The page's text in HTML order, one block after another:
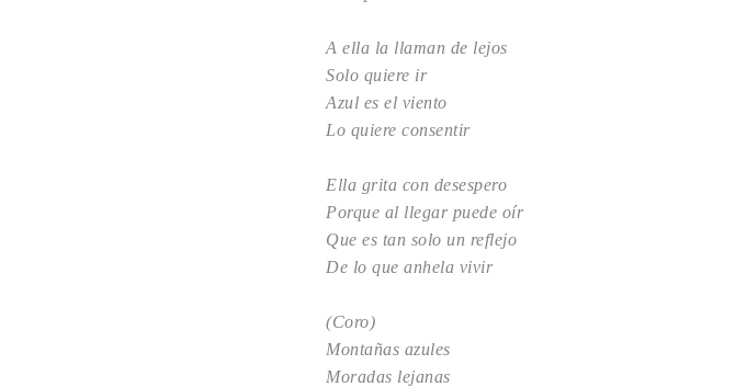
A ella la llaman de lejos
Solo quiere ir
Azul es el viento
Lo quiere consentir
Ella grita con desespero
Porque al llegar puede oír
Que es tan solo un reflejo
De lo que anhela vivir
(Coro)
Montañas azules
Moradas lejanas